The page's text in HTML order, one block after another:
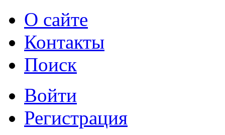
О сайте
Контакты
Поиск
Войти
Регистрация